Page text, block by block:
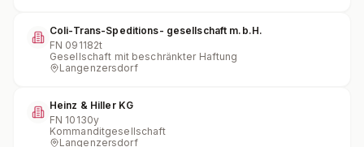
Coli-Trans-Speditions- gesellschaft m.b.H.
FN 091182t
Gesellschaft mit beschränkter Haftung
Langenzersdorf
Heinz & Hiller KG
FN 10130y
Kommanditgesellschaft
Langenzersdorf